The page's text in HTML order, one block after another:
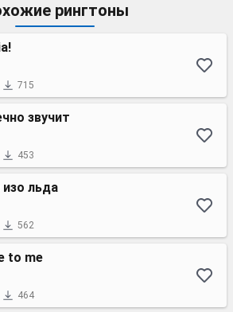
рингтоны
715
звучит
453
льда
562
to me
464